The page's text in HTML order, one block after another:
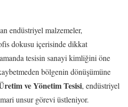
endüstriyel malzemeler,
dokusu içerisinde dikkat
tesisin sanayi kimliğini öne
bölgenin dönüşümüne
ve Yönetim Tesisi, endüstriyel
unsur görevi üstleniyor.